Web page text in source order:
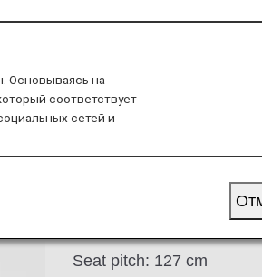
comfort and
leg and foot rest, and
Seat pitch: 127 cm
Основываясь на
соответствует
сетей и